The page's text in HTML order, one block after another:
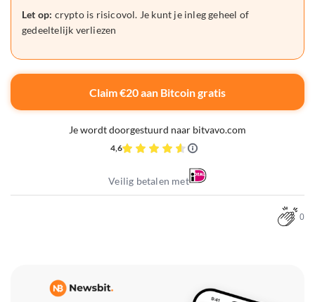
Let op: crypto is risicovol. Je kunt je inleg geheel of
gedeeltelijk verliezen
Claim €20 aan Bitcoin gratis
Je wordt doorgestuurd naar bitvavo.com
4,6
Veilig betalen met
0